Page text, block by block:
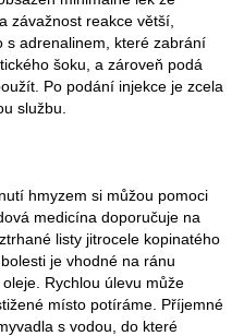
závažnost reakce větší,
s adrenalinem, které zabrání
šoku, a zároveň podá
Po podání injekce je zcela
službu.
hmyzem si můžou pomoci
medicína doporučuje na
listy jitrocele kopinatého
je vhodné na ránu
Rychlou úlevu může
místo potíráme. Příjemné
s vodou, do které